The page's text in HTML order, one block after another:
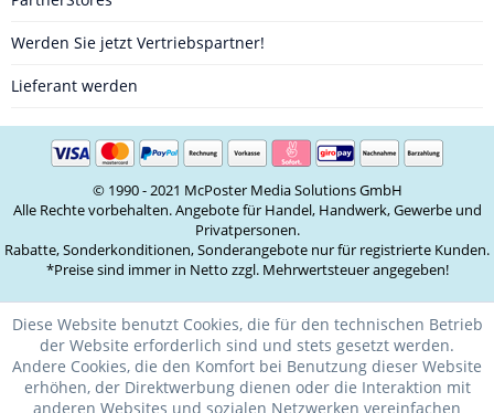
Werden Sie jetzt Vertriebspartner!
Lieferant werden
© 1990 - 2021 McPoster Media Solutions GmbH
Alle Rechte vorbehalten. Angebote für Handel, Handwerk, Gewerbe und
Privatpersonen.
Rabatte, Sonderkonditionen, Sonderangebote nur für registrierte Kunden.
*Preise sind immer in Netto zzgl. Mehrwertsteuer angegeben!
Diese Website benutzt Cookies, die für den technischen Betrieb
der Website erforderlich sind und stets gesetzt werden.
Andere Cookies, die den Komfort bei Benutzung dieser Website
erhöhen, der Direktwerbung dienen oder die Interaktion mit
anderen Websites und sozialen Netzwerken vereinfachen